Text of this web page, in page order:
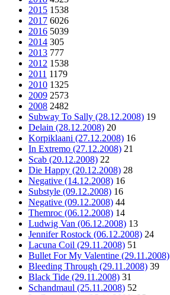
2015 1538
2017 6026
2016 5039
2014 305
2013 777
2012 1538
2011 1179
2010 1325
2009 2573
2008 2482
Subway To Sally (28.12.2008) 19
Delain (28.12.2008) 20
Korpiklaani (27.12.2008) 16
In Extremo (27.12.2008) 21
Scab (20.12.2008) 22
Die Happy (20.12.2008) 28
Negative (14.12.2008) 16
Substyle (09.12.2008) 16
Negative (09.12.2008) 44
Themroc (06.12.2008) 14
Ludwig Van (06.12.2008) 13
Jennifer Rostock (06.12.2008) 24
Lacuna Coil (29.11.2008) 51
Bullet For My Valentine (29.11.2008)
Bleeding Through (29.11.2008) 39
Black Tide (29.11.2008) 31
Schandmaul (25.11.2008) 52